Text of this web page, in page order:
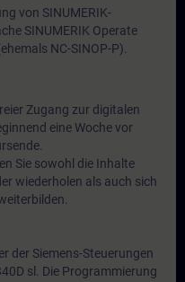
von SINUMERIK-
SINUMERIK Operate
NC-SINOP-P).
Zugang zur digitalen
eine Woche vor
Sie sowohl die Inhalte
wiederholen als auch sich
der Siemens-Steuerungen
sl. Die Programmierung